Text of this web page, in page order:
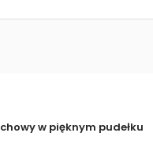
w pięknym pudełku